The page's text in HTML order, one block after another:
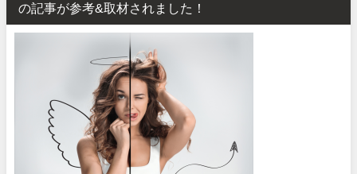
の記事が参考&取材されました！